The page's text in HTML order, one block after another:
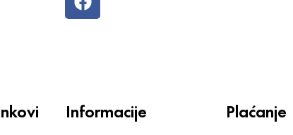
Informacije Plaćanje